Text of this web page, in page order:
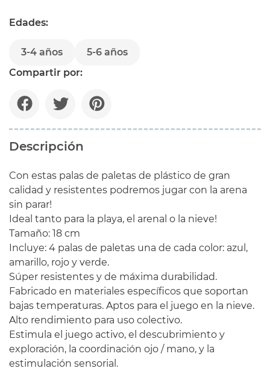
Edades:
3-4 años
5-6 años
Compartir por:
Descripción
Con estas palas de paletas de plástico de gran
calidad y resistentes podremos jugar con la arena
sin parar!
Ideal tanto para la playa, el arenal o la nieve!
Tamaño: 18 cm
Incluye: 4 palas de paletas una de cada color: azul,
amarillo, rojo y verde.
Súper resistentes y de máxima durabilidad.
Fabricado en materiales específicos que soportan
bajas temperaturas. Aptos para el juego en la nieve.
Alto rendimiento para uso colectivo.
Estimula el juego activo, el descubrimiento y
exploración, la coordinación ojo / mano, y la
estimulación sensorial .